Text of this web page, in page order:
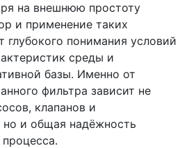
на внешнюю простоту
и применение таких
глубокого понимания условий
среды и
базы. Именно от
фильтра зависит не
клапанов и
но и общая надёжность